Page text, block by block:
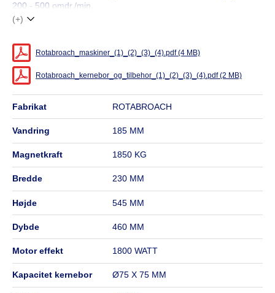
200 - 500 omdr./min.
(+)
Rotabroach_maskiner_(1)_(2)_(3)_(4).pdf (4 MB)
Rotabroach_kernebor_og_tilbehor_(1)_(2)_(3)_(4).pdf (2 MB)
fabrikat ROTABROACH
vandring 185 MM
magnetkraft 1850 KG
bredde 230 MM
højde 545 MM
dybde 460 MM
motor effekt 1800 WATT
kapacitet kernebor Ø75 X 75 MM